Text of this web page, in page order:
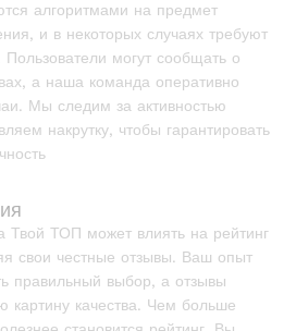
алгоритмами на предмет
и в некоторых случаях требуют
Пользователи могут сообщать о
а наша команда оперативно
Мы следим за активностью
накрутку, чтобы гарантировать
Твой ТОП может влиять на рейтинг
свои честные отзывы. Ваш опыт
правильный выбор, а отзывы
картину качества. Чем больше